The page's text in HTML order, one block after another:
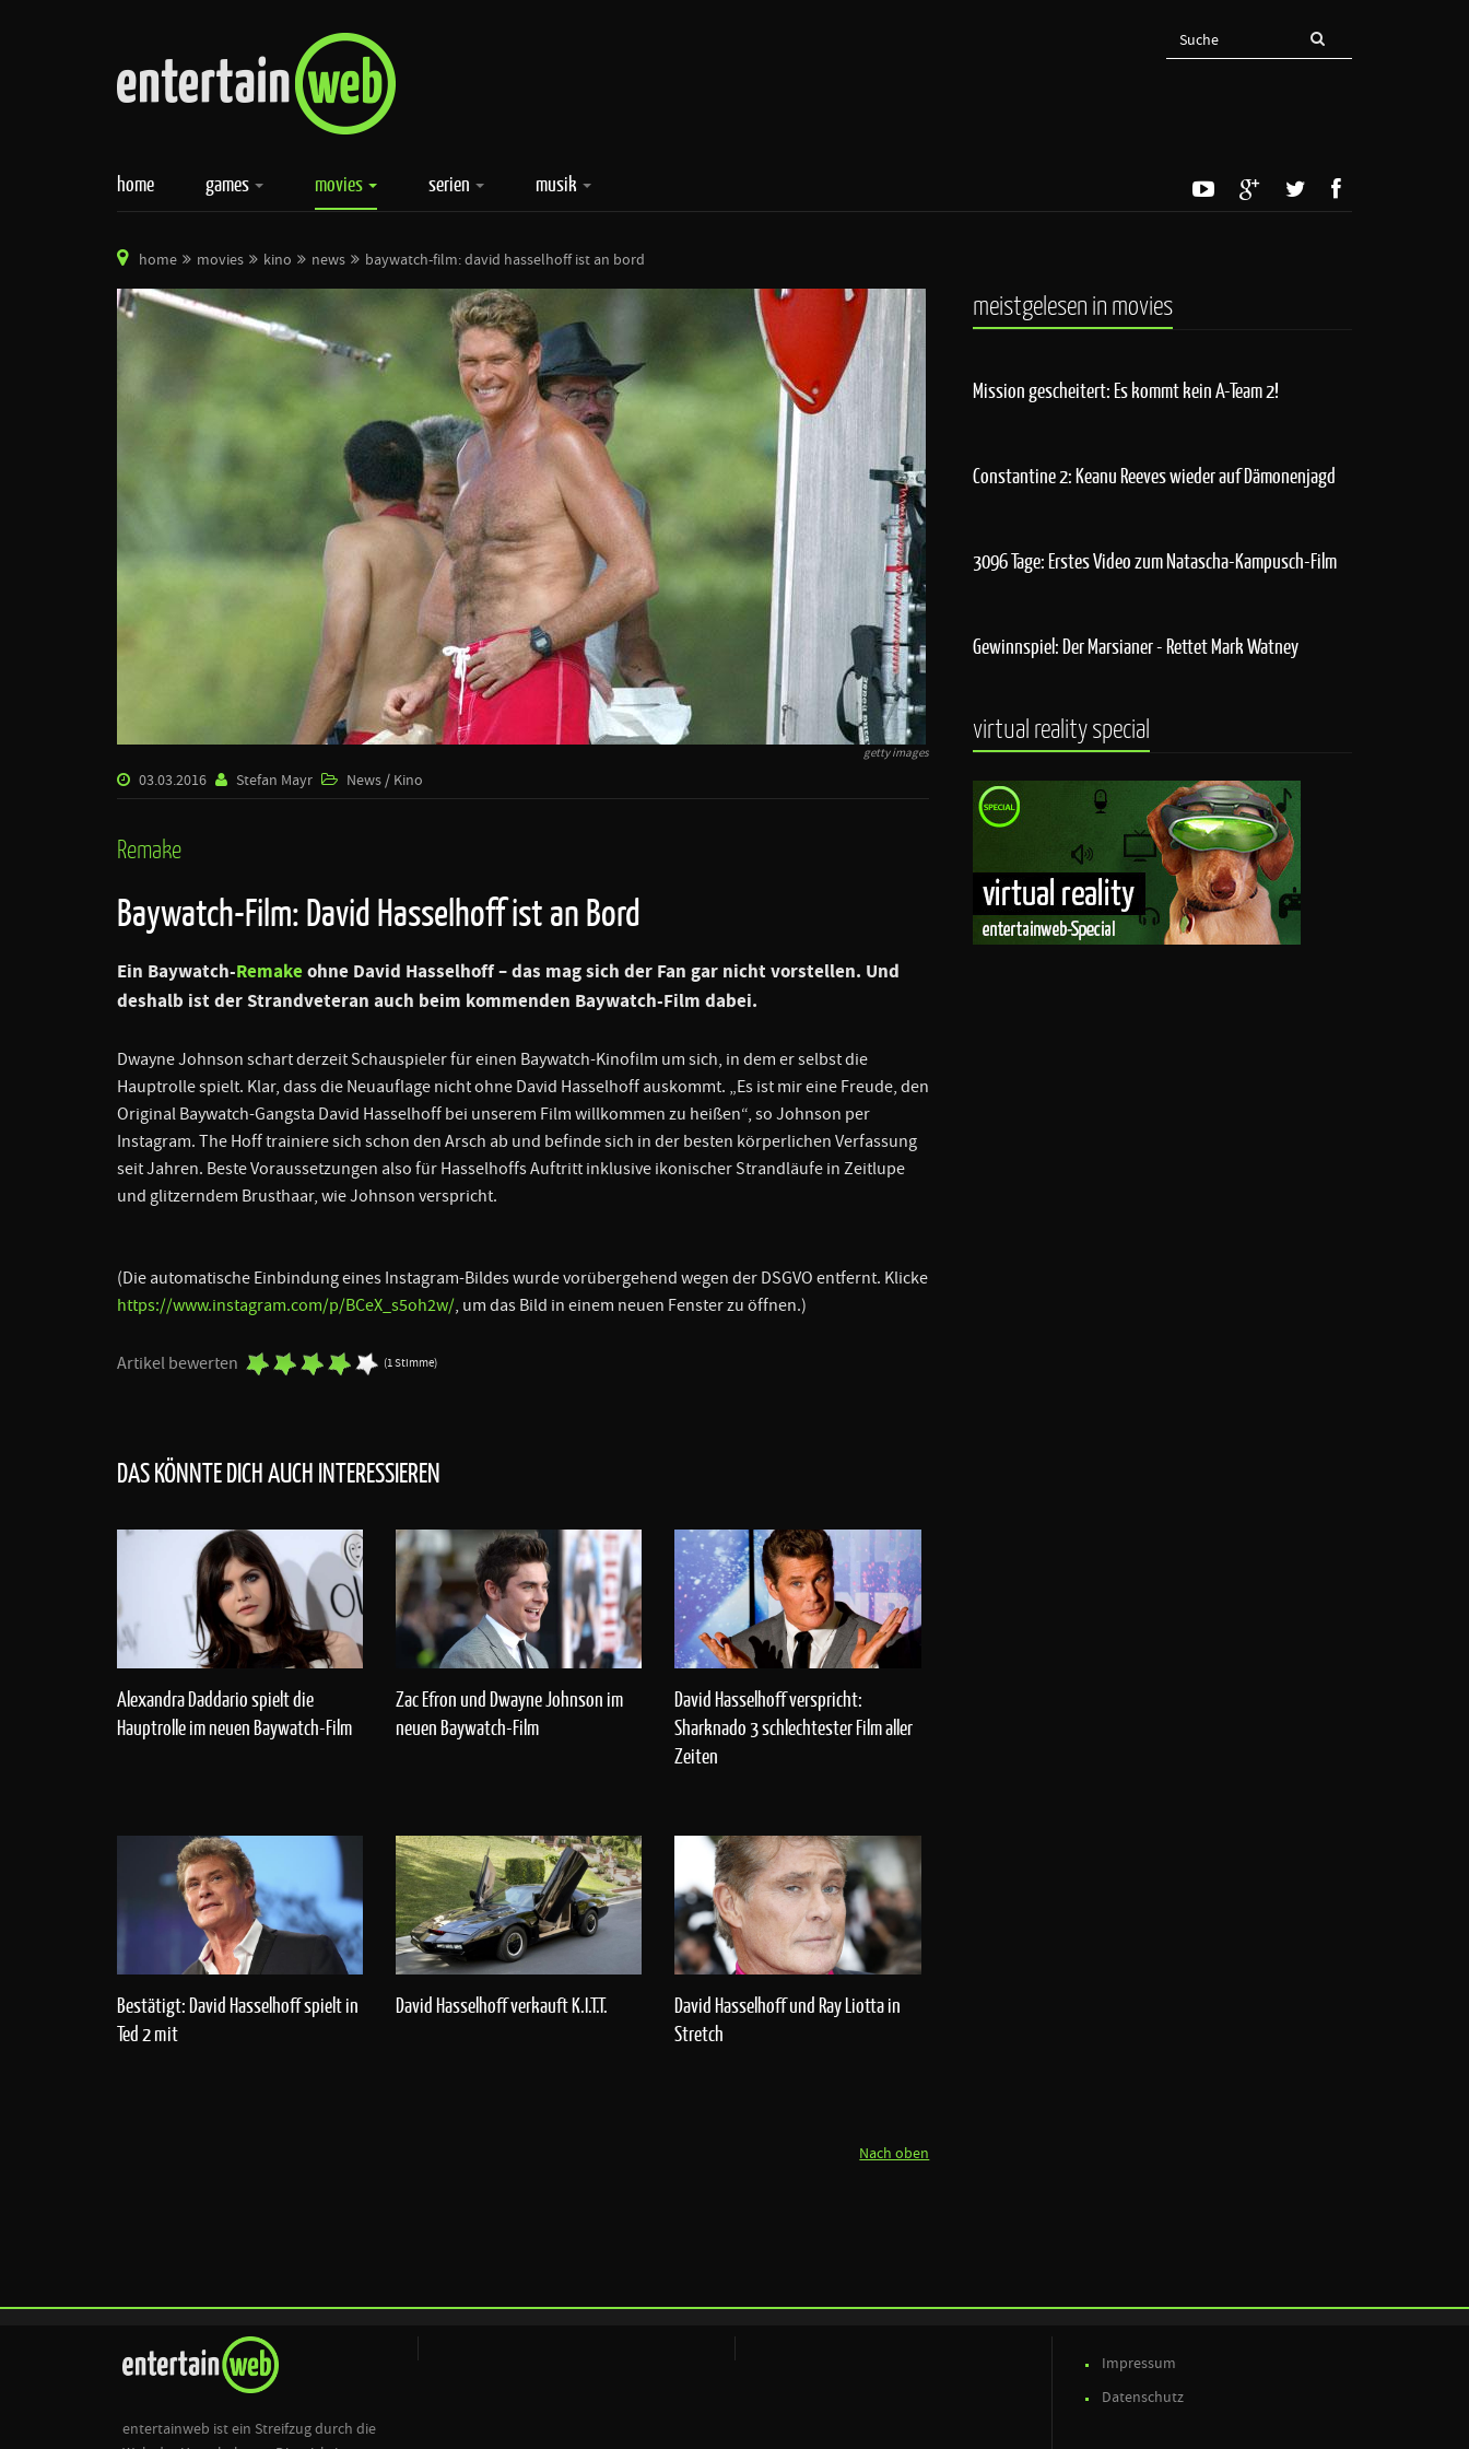
home games movies serien musik
home movies kino news baywatch-film: david hasselhoff ist an bord
getty images
03.03.2016 Stefan Mayr News / Kino
Remake
Baywatch-Film: David Hasselhoff ist an Bord
Ein Baywatch-Remakeohne David Hasselhoff – das mag sich der Fan gar nicht vorstellen. Und
deshalb ist der Strandveteran auch beim kommenden Baywatch-Film dabei.
Dwayne Johnson schart derzeit Schauspieler für einen Baywatch-Kinofilm um sich, in dem er selbst die
Hauptrolle spielt. Klar, dass die Neuauflage nicht ohne David Hasselhoff auskommt. „Es ist mir eine Freude, den
Original Baywatch-Gangsta David Hasselhoff bei unserem Film willkommen zu heißen“, so Johnson per
Instagram. The Hoff trainiere sich schon den Arsch ab und befinde sich in der besten körperlichen Verfassung
seit Jahren. Beste Voraussetzungen also für Hasselhoffs Auftritt inklusive ikonischer Strandläufe in Zeitlupe
und glitzerndem Brusthaar, wie Johnson verspricht.
(Die automatische Einbindung eines Instagram-Bildes wurde vorübergehend wegen der DSGVO entfernt. Klicke
https://www.instagram.com/p/BCeX_s5oh2w/, um das Bild in einem neuen Fenster zu öffnen.)
Artikel bewerten (1 Stimme)
DAS KÖNNTE DICH AUCH INTERESSIEREN
Alexandra Daddario spielt die
Hauptrolle im neuen Baywatch-Film
Zac Efron und Dwayne Johnson im
neuen Baywatch-Film
David Hasselhoff verspricht:
Sharknado 3 schlechtester Film aller
Zeiten
Bestätigt: David Hasselhoff spielt in
Ted 2 mit
David Hasselhoff verkauft K.I.T.T.
David Hasselhoff und Ray Liotta in
Stretch
Nach oben
meistgelesen in movies
Mission gescheitert: Es kommt kein A-Team 2!
Constantine 2: Keanu Reeves wieder auf Dämonenjagd
3096 Tage: Erstes Video zum Natascha-Kampusch-Film
Gewinnspiel: Der Marsianer - Rettet Mark Watney
virtual reality special
entertainweb ist ein Streifzug durch die
Impressum
Datenschutz